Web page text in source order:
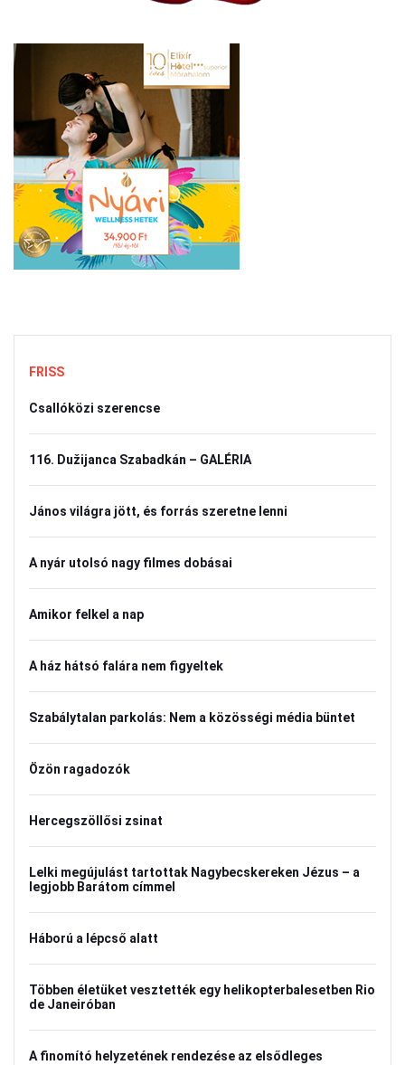
FRISS
Csallóközi szerencse
116. Dužijanca Szabadkán – GALÉRIA
János világra jött, és forrás szeretne lenni
A nyár utolsó nagy filmes dobásai
Amikor felkel a nap
A ház hátsó falára nem figyeltek
Szabálytalan parkolás: Nem a közösségi média büntet
Özön ragadozók
Hercegszöllősi zsinat
Lelki megújulást tartottak Nagybecskereken Jézus – a
legjobb Barátom címmel
Háború a lépcső alatt
Többen életüket vesztették egy helikopterbalesetben Rio
de Janeiróban
A finomító helyzetének rendezése az elsődleges